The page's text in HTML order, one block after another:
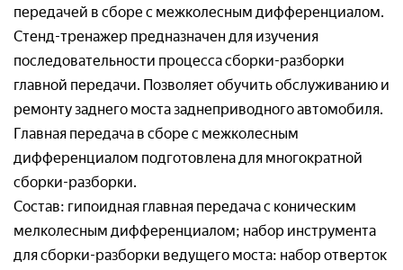
передачей в сборе с межколесным дифференциалом.
Стенд-тренажер предназначен для изучения
последовательности процесса сборки-разборки
главной передачи. Позволяет обучить обслуживанию и
ремонту заднего моста заднеприводного автомобиля.
Главная передача в сборе с межколесным
дифференциалом подготовлена для многократной
сборки-разборки.
Состав: гипоидная главная передача с коническим
мелколесным дифференциалом; набор инструмента
для сборки-разборки ведущего моста: набор отверток
Отправляя заявку, я соглашаюсь с
Пользовательским соглашением
Пользовательским соглашением
Адрес доставки*
Отправляя заявку, я соглашаюсь с
Пользовательским соглашением